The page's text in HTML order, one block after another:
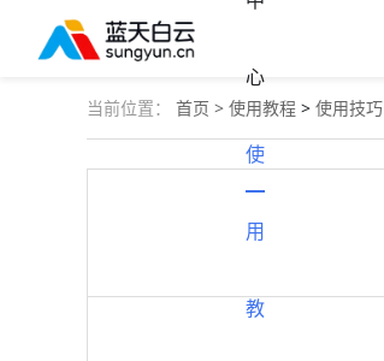
心
使
用
教
当前位置： 首页 > 使用教程 > 使用技巧